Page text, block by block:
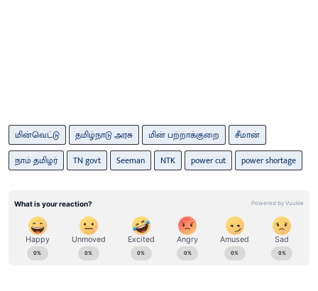
மின்வெட்டு தமிழ்நாடு அரசு மின் பற்றாக்குறை
சீமான்
நாம் தமிழர்
TN govt Seeman NTK power cut power shortage